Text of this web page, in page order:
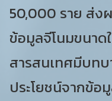
50,000 ราย ส่ง
ข้อมูลจีโนมขนา
สารสนเทศมีบท
ประโยชน์จากข้อ